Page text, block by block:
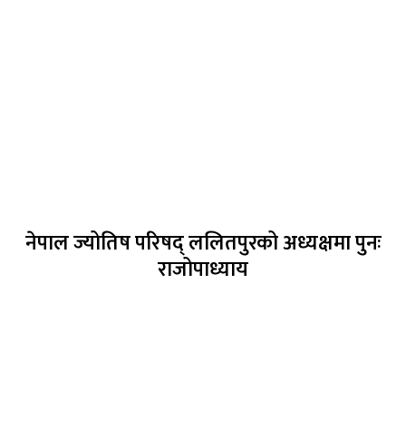
नेपाल ज्योतिष परिषद् ललितपुरको अध्यक्षमा पुनः
राजोपाध्याय